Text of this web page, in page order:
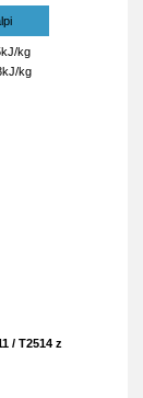
kg
kg
/ T2514 z